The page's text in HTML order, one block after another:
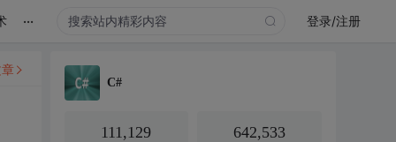
... 登录/注册
C#
111,129 642,533